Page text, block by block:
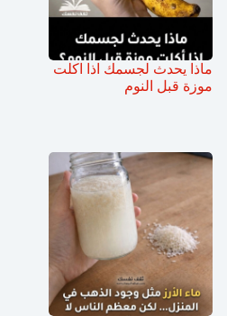
ماذا يحدث لجسمك اذا اكلت
موزة قبل النوم